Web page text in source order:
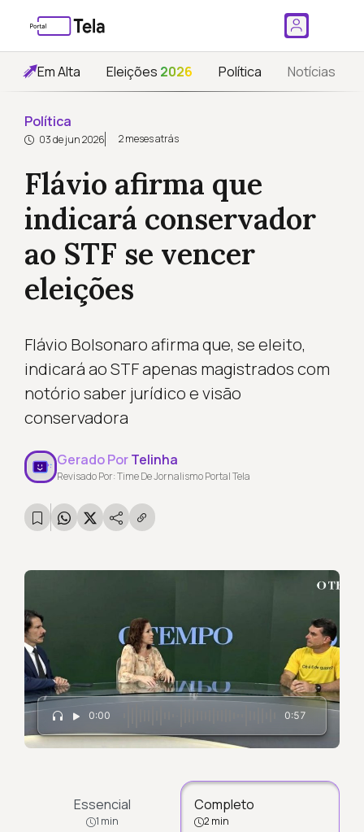
Em Alta Eleições 2026 Política Notícias
Política
03 de jun 2026 2 meses atrás
Flávio afirma que
indicará conservador
ao STF se vencer
eleições
Flávio Bolsonaro afirma que, se eleito,
indicará ao STF apenas magistrados com
notório saber jurídico e visão
conservadora
Gerado PorTelinha
Revisado Por: Time De Jornalismo Portal Tela
0:00 0:57
Essencial
1 min
Completo
2 min